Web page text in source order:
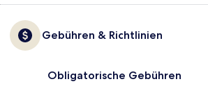
Gebühren & Richtlinien
Obligatorische Gebühren